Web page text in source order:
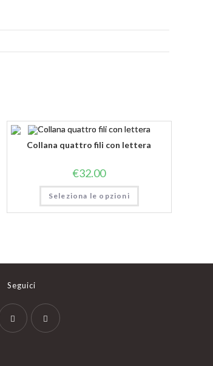
Collana quattro fili con lettera
€32.00
Seleziona le opzioni
Seguici